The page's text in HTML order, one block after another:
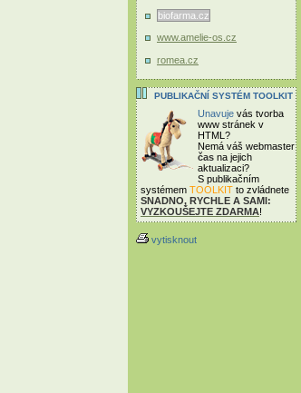
biofarma.cz
www.amelie-os.cz
romea.cz
PUBLIKAČNÍ SYSTÉM TOOLKIT
Unavuje vás tvorba
www stránek v
HTML?
Nemá váš webmaster
čas na jejich
aktualizaci?
S publikačním
systémem TOOLKIT to zvládnete
SNADNO, RYCHLE A SAMI:
VYZKOUŠEJTE ZDARMA!
vytisknout